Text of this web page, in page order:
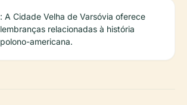
: A Cidade Velha de Varsóvia oferece
lembranças relacionadas à história
polono-americana.